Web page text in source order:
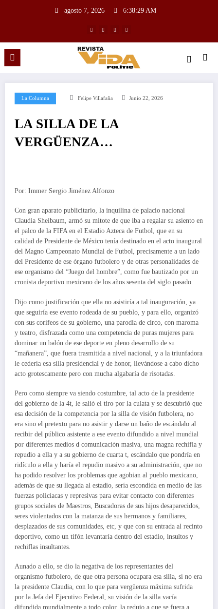
agosto 7, 2026 6:38:30 AM
La Columna Felipe Villafaña Junio 22, 2026
LA SILLA DE LA
VERGÜENZA…
Por: Immer Sergio Jiménez Alfonzo
Con gran aparato publicitario, la inquilina de palacio nacional
Claudia Sheibaum, armó su mitote de que iba a regalar su asiento en
el palco de la FIFA en el Estadio Azteca de Futbol, que en su
calidad de Presidente de México tenía destinado en el acto inaugural
del Magno Campeonato Mundial de Futbol, precisamente a un lado
del Presidente de ese órgano futbolero y de otras personalidades de
ese organismo del “Juego del hombre”, como fue bautizado por un
cronista deportivo mexicano de los años sesenta del siglo pasado.
Dijo como justificación que ella no asistiría a tal inauguración, ya
que seguiría ese evento rodeada de su pueblo, y para ello, organizó
con sus corifeos de su gobierno, una parodia de circo, con maroma
y teatro, disfrazada como una competencia de puras mujeres para
dominar un balón de ese deporte en pleno desarrollo de su
“mañanera”, que fuera trasmitida a nivel nacional, y a la triunfadora
le cedería esa silla presidencial y de honor, llevándose a cabo dicho
acto grotescamente pero con mucha algabaría de risotadas.
Pero como siempre va siendo costumbre, tal acto de la presidente
del gobierno de la 4t, le salió el tiro por la culata y se descubrió que
esa decisión de la competencia por la silla de visión futbolera, no
era sino el pretexto para no asistir y darse un baño de escándalo al
recibir del público asistente a ese evento difundido a nivel mundial
por diferentes medios d comunicación masiva, una magna rechifla y
repudio a ella y a su gobierno de cuarta t, escándalo que pondría en
ridículo a ella y haría el repudio masivo a su administración, que no
ha podido resolver los problemas que agobian al pueblo mexicano,
además de que su llegada al estadio, sería escondida en medio de las
fuerzas policiacas y represivas para evitar contacto con diferentes
grupos sociales de Maestros, Buscadoras de sus hijos desaparecidos,
seres violentados con la matanza de sus hermanos y familiares,
desplazados de sus comunidades, etc, y que con su entrada al recinto
deportivo, como un tifón levantaría dentro del estadio, insultos y
rechiflas insultantes.
Aunado a ello, se dio la negativa de los representantes del
organismo futbolero, de que otra persona ocupara esa silla, si no era
la presidente Claudia, con lo que para vergüenza máxima sufrida
por la Jefa del Ejecutivo Federal, su visión de la silla vacía
difundida mundialmente a todo color, la redujo a que se fuera a